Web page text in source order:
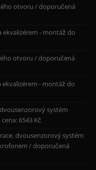
otvoru / doporučená
ekvalizérem - montáž do
otvoru / doporučená
ekvalizérem - montáž do
systém
6543 Kč
dvousenzorový systém
/ doporučená